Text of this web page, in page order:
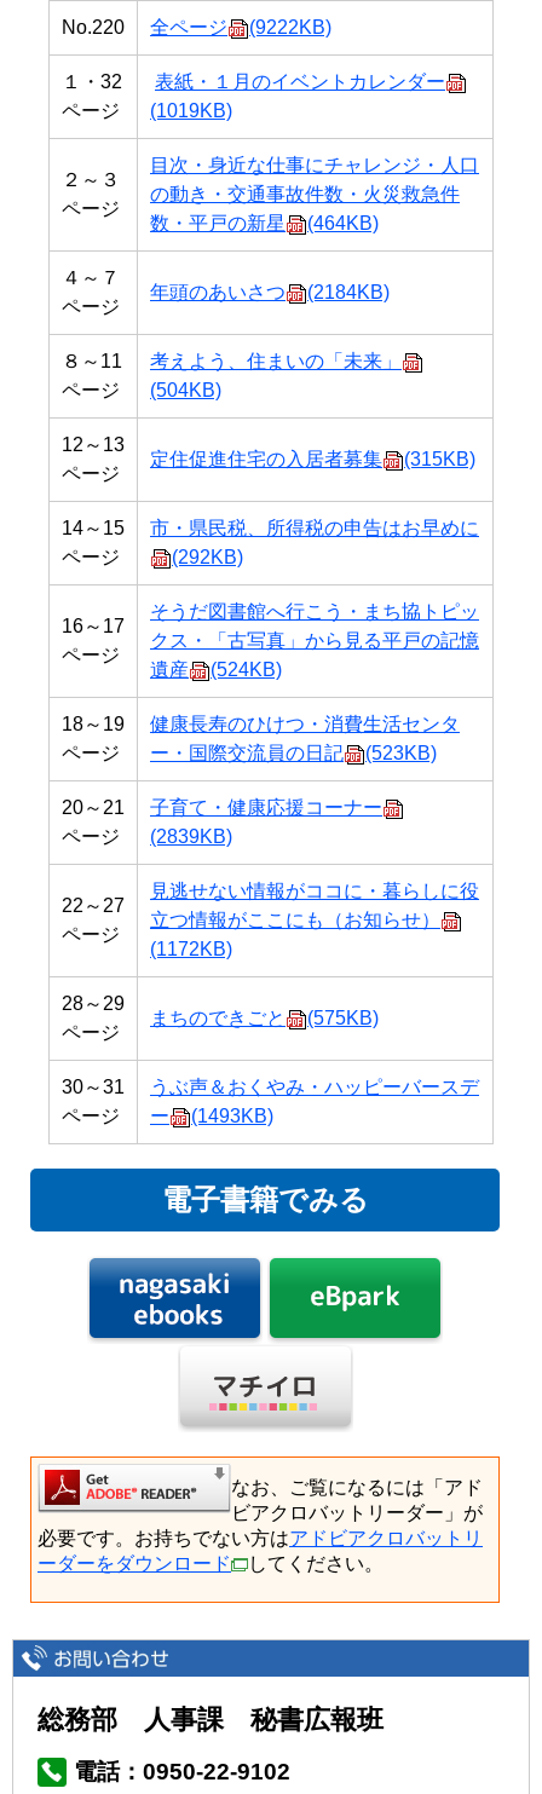
No.220 全ページ (9222KB)
１・32
ページ
表紙・１月のイベントカレンダー
(1019KB)
２～３
ページ
目次・身近な仕事にチャレンジ・人口
の動き・交通事故件数・火災救急件
数・平戸の新星
(464KB)
４～７
ページ
年頭のあいさつ (2184KB)
８～11
ページ
考えよう、住まいの「未来」
(504KB)
12～13
ページ
定住促進住宅の入居者募集 (315KB)
14～15
ページ
市・県民税、所得税の申告はお早めに
(292KB)
16～17
ページ
そうだ図書館へ行こう・まち協トピッ
クス・「古写真」から見る平戸の記憶
遺産
(524KB)
18～19
ページ
健康長寿のひけつ・消費生活センタ
ー・国際交流員の日記
(523KB)
20～21
ページ
子育て・健康応援コーナー
(2839KB)
22～27
ページ
見逃せない情報がココに・暮らしに役
立つ情報がここにも（お知らせ）
(1172KB)
28～29
ページ
まちのできごと (575KB)
30～31
ページ
うぶ声＆おくやみ・ハッピーバースデ
ー
(1493KB)
電子書籍でみる
なお、ご覧になるには「アド
ビアクロバットリーダー」が
必要です。お持ちでない方はアドビアクロバットリ
ーダーをダウンロード
してください。
総務部 人事課 秘書広報班
電話：0950-22-9102